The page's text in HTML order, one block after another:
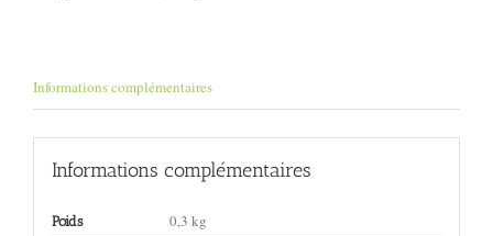
Informations complémentaires
Informations complémentaires
Poids 0,3 kg